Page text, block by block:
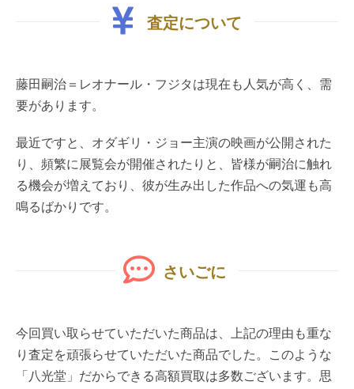
査定について
藤田嗣治＝レオナール・フジタは現在も人気が高く、需
要があります。
最近ですと、オダギリ・ジョー主演の映画が公開された
り、頻繁に展覧会が開催されたりと、皆様が嗣治に触れ
る機会が増えており、彼が生み出した作品への気運も高
鳴るばかりです。
さいごに
今回買い取らせていただいた商品は、上記の理由も重な
り査定を頑張らせていただいた商品でした。このような
「八光堂」だからできる高額買取は多数ございます。思